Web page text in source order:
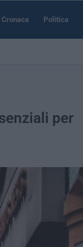
Cronaca Politica
per